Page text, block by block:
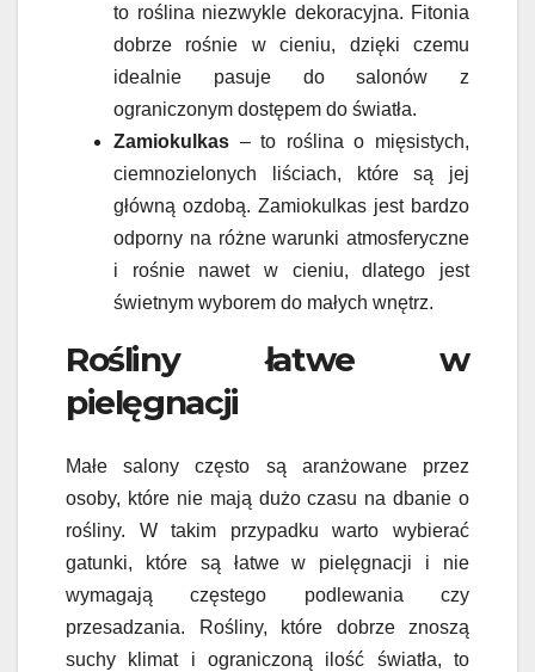
to roślina niezwykle dekoracyjna. Fitonia
dobrze rośnie w cieniu, dzięki czemu
idealnie pasuje do salonów z
ograniczonym dostępem do światła.
Zamiokulkas – to roślina o mięsistych,
ciemnozielonych liściach, które są jej
główną ozdobą. Zamiokulkas jest bardzo
odporny na różne warunki atmosferyczne
i rośnie nawet w cieniu, dlatego jest
świetnym wyborem do małych wnętrz.
Rośliny łatwe w
pielęgnacji
Małe salony często są aranżowane przez
osoby, które nie mają dużo czasu na dbanie o
rośliny. W takim przypadku warto wybierać
gatunki, które są łatwe w pielęgnacji i nie
wymagają częstego podlewania czy
przesadzania. Rośliny, które dobrze znoszą
suchy klimat i ograniczoną ilość światła, to